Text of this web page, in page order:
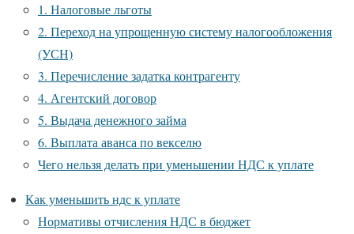
1. Налоговые льготы
2. Переход на упрощенную систему налогообложения
(УСН)
3. Перечисление задатка контрагенту
4. Агентский договор
5. Выдача денежного займа
6. Выплата аванса по векселю
Чего нельзя делать при уменьшении НДС к уплате
Как уменьшить ндс к уплате
Нормативы отчисления НДС в бюджет